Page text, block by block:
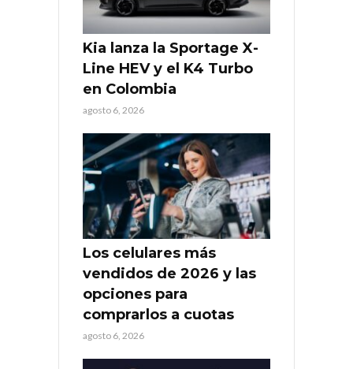
Kia lanza la Sportage X-
Line HEV y el K4 Turbo
en Colombia
agosto 6, 2026
Los celulares más
vendidos de 2026 y las
opciones para
comprarlos a cuotas
agosto 6, 2026